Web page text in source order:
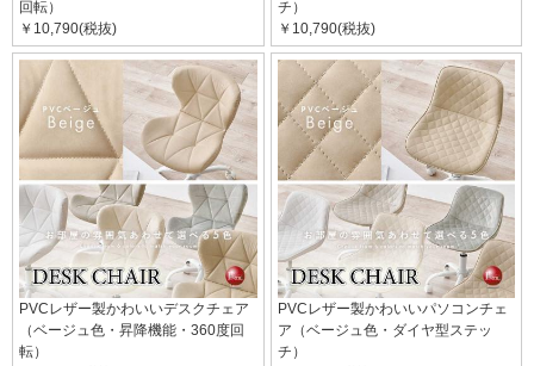
回転）
￥10,790(税抜)
チ）
￥10,790(税抜)
PVCレザー製かわいいデスクチェア
（ベージュ色・昇降機能・360度回
転）
PVCレザー製かわいいパソコンチェ
ア（ベージュ色・ダイヤ型ステッ
チ）